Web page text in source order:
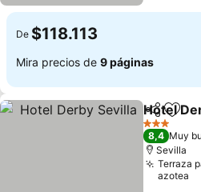
De $118.113
Mira precios de 9 páginas
Compartir
Hotel
3 Estrellas
8,4 Muy
Sevilla
Terraza
azotea